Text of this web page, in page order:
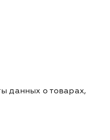
данных о товарах,